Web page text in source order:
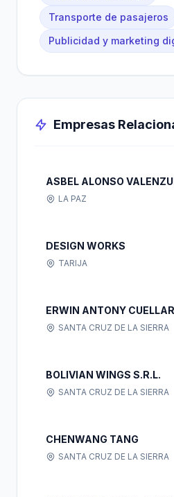
Transporte de pasajeros
Publicidad y marketing
Empresas
ASBEL ALONSO
LA PAZ
DESIGN WORKS
TARIJA
ERWIN ANTONY
SANTA CRUZ DE LA SIERRA
BOLIVIAN WINGS S.R.L.
SANTA CRUZ DE LA SIERRA
CHENWANG TANG
SANTA CRUZ DE LA SIERRA